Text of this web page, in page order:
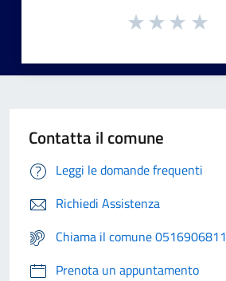
Contatta il comune
Leggi le domande frequenti
Richiedi Assistenza
Chiama il comune 0516906811
Prenota un appuntamento